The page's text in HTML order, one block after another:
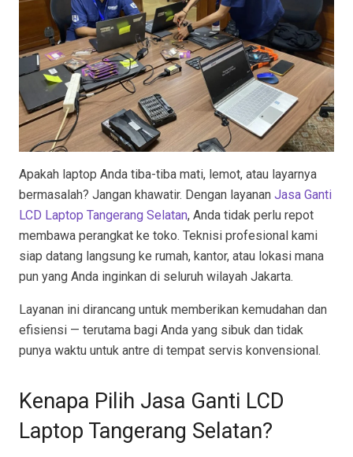
Apakah laptop Anda tiba-tiba mati, lemot, atau layarnya
bermasalah? Jangan khawatir. Dengan layanan Jasa Ganti
LCD Laptop Tangerang Selatan, Anda tidak perlu repot
membawa perangkat ke toko. Teknisi profesional kami
siap datang langsung ke rumah, kantor, atau lokasi mana
pun yang Anda inginkan di seluruh wilayah Jakarta.
Layanan ini dirancang untuk memberikan kemudahan dan
efisiensi — terutama bagi Anda yang sibuk dan tidak
punya waktu untuk antre di tempat servis konvensional.
Kenapa Pilih Jasa Ganti LCD
Laptop Tangerang Selatan?